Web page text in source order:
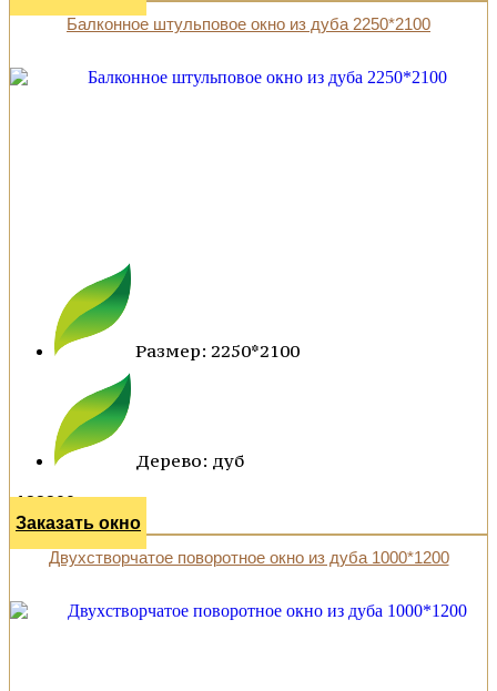
Балконное штульповое окно из дуба 2250*2100
Размер: 2250*2100
Дерево: дуб
122300 р.
Заказать окно
Двухстворчатое поворотное окно из дуба 1000*1200